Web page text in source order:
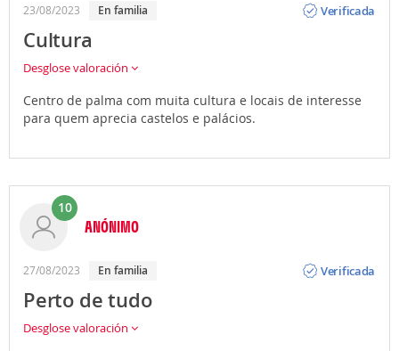
23/08/2023 En familia
Verificada
Cultura
Desglose valoración
Centro de palma com muita cultura e locais de interesse
para quem aprecia castelos e palácios.
10
ANÓNIMO
27/08/2023 En familia
Verificada
Perto de tudo
Desglose valoración